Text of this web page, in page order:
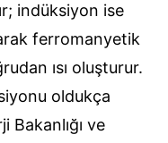
indüksiyon ise
ferromanyetik
ısı oluşturur.
oldukça
Bakanlığı ve